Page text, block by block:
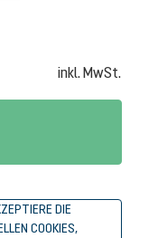
inkl. MwSt.
DIE
COOKIES,